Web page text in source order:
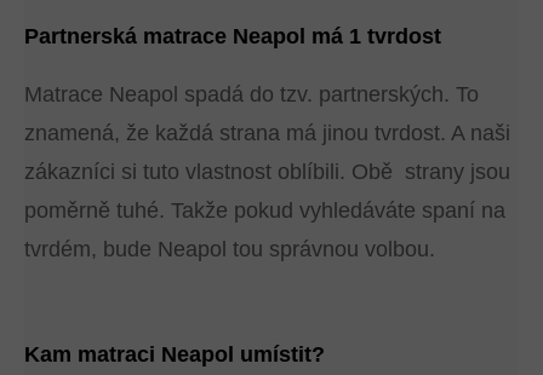
Partnerská matrace Neapol má 1 tvrdost
Matrace Neapol spadá do tzv. partnerských. To
znamená, že každá strana má jinou tvrdost. A naši
zákazníci si tuto vlastnost oblíbili. Obě strany jsou
poměrně tuhé. Takže pokud vyhledáváte spaní na
tvrdém, bude Neapol tou správnou volbou.
Kam matraci Neapol umístit?